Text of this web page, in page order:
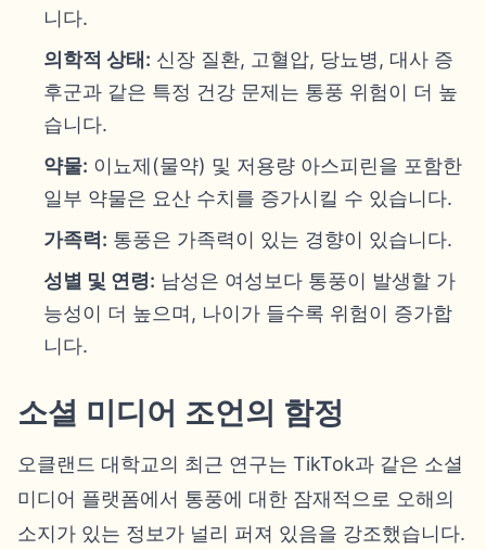
니다.
의학적 상태: 신장 질환, 고혈압, 당뇨병, 대사 증
후군과 같은 특정 건강 문제는 통풍 위험이 더 높
습니다.
약물: 이뇨제(물약) 및 저용량 아스피린을 포함한
일부 약물은 요산 수치를 증가시킬 수 있습니다.
가족력: 통풍은 가족력이 있는 경향이 있습니다.
성별 및 연령: 남성은 여성보다 통풍이 발생할 가
능성이 더 높으며, 나이가 들수록 위험이 증가합
니다.
소셜 미디어 조언의 함정
오클랜드 대학교의 최근 연구는 TikTok과 같은 소셜
미디어 플랫폼에서 통풍에 대한 잠재적으로 오해의
소지가 있는 정보가 널리 퍼져 있음을 강조했습니다.